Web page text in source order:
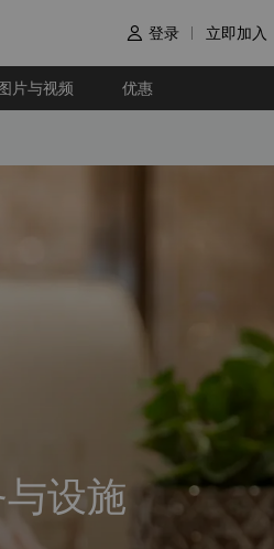
 登录 立即加入
片与视频 优惠
设施